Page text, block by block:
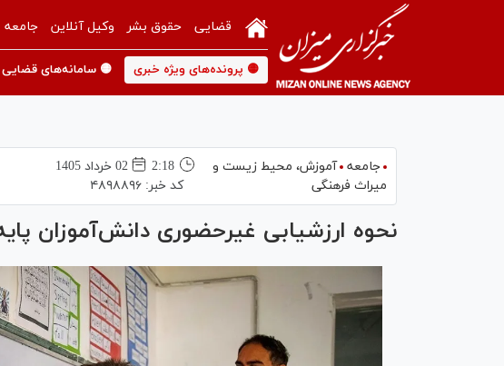
قضایی حقوق بشر وکیل آنلاین جامعه
🟡 پرونده‌های ویژه خبری 🟡 سامانه‌های قضایی
جامعه آموزش،‌ محیط زیست و
میراث فرهنگی
2:18
02 خرداد 1405
کد خبر:۴۸۹۸۸۹۶
نحوه ارزشیابی غیرحضوری دانش‌آموزان